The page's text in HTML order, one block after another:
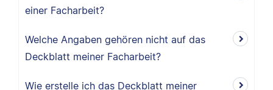
einer Facharbeit?
Welche Angaben gehören nicht auf das
Deckblatt meiner Facharbeit?
Wie erstelle ich das Deckblatt meiner